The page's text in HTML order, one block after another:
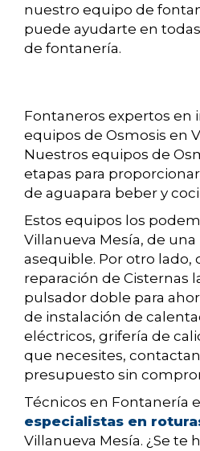
nuestro equipo de
puede ayudarte en
de fontanería.
Fontaneros expertos en
equipos de Osmosis en
Nuestros equipos de
etapas para
de aguapara beber y
Estos equipos los
Villanueva Mesía, de
asequible. Por otro lado,
reparación de Cisternas
pulsador doble para
de instalación de
eléctricos, grifería de
que necesites,
presupuesto sin
Técnicos en Fontanería
especialistas en
Villanueva Mesía. ¿Se te